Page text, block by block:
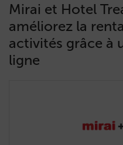
Mirai et Hotel
améliorez la
activités grâce à
ligne